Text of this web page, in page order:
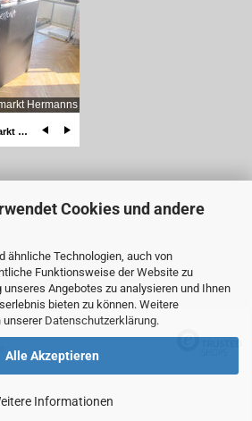
Cookies und andere
ähnliche Technologien, auch von
Funktionsweise der Website zu
Angebotes zu analysieren und Ihnen
bieten zu können. Weitere
unserer Datenschutzerklärung.
Alle Akzeptieren
Informationen
by Gambio.de © 2025
für www.teboshop.de